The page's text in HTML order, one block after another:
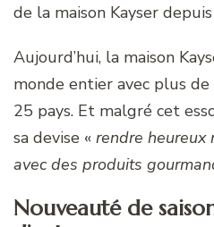
de la maison Kayser
Aujourd’hui, la maison
monde entier avec plus
25 pays. Et malgré cet
sa devise « rendre heureux
avec des produits
Nouveauté de